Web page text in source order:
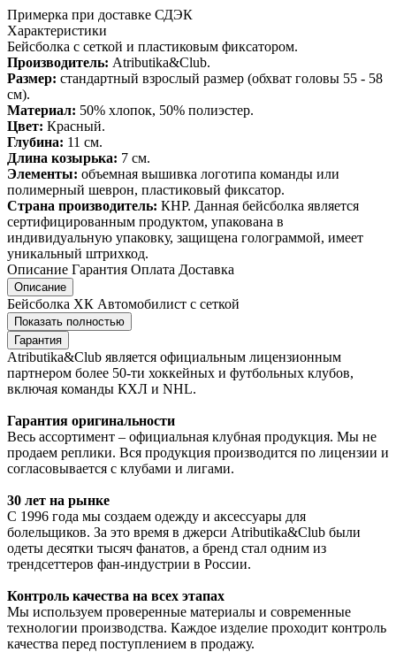
Примерка при доставке СДЭК
Характеристики
Бейсболка с сеткой и пластиковым фиксатором.
Производитель: Atributika&Club.
Размер: стандартный взрослый размер (обхват головы 55 - 58
см).
Материал: 50% хлопок, 50% полиэстер.
Цвет: Красный.
Глубина: 11 см.
Длина козырька: 7 см.
Элементы: объемная вышивка логотипа команды или
полимерный шеврон, пластиковый фиксатор.
Страна производитель: КНР. Данная бейсболка является
сертифицированным продуктом, упакована в
индивидуальную упаковку, защищена голограммой, имеет
уникальный штрихкод.
Описание Гарантия Оплата Доставка
Описание
Бейсболка ХК Автомобилист с сеткой
Показать полностью
Гарантия
Atributika&Club является официальным лицензионным
партнером более 50-ти хоккейных и футбольных клубов,
включая команды КХЛ и NHL.
Гарантия оригинальности
Весь ассортимент – официальная клубная продукция. Мы не
продаем реплики. Вся продукция производится по лицензии и
согласовывается с клубами и лигами.
30 лет на рынке
С 1996 года мы создаем одежду и аксессуары для
болельщиков. За это время в джерси Atributika&Club были
одеты десятки тысяч фанатов, а бренд стал одним из
трендсеттеров фан-индустрии в России.
Контроль качества на всех этапах
Мы используем проверенные материалы и современные
технологии производства. Каждое изделие проходит контроль
качества перед поступлением в продажу.